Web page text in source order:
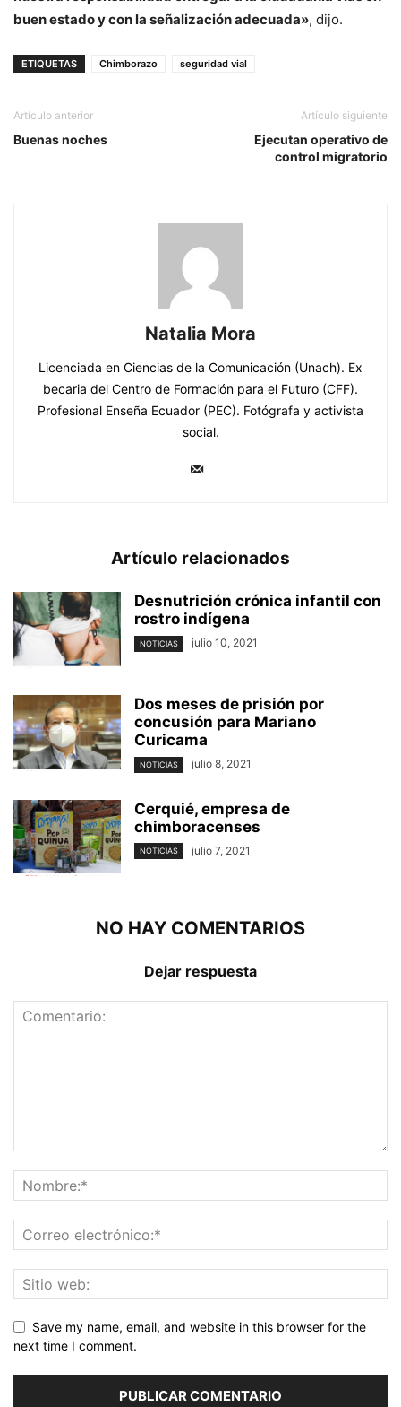
buen estado y con la señalización adecuada», dijo.
ETIQUETAS Chimborazo seguridad vial
Artículo anterior
Buenas noches
Artículo siguiente
Ejecutan operativo de
control migratorio
Natalia Mora
Licenciada en Ciencias de la Comunicación (Unach). Ex
becaria del Centro de Formación para el Futuro (CFF).
Profesional Enseña Ecuador (PEC). Fotógrafa y activista
social.
Artículo relacionados
Desnutrición crónica infantil con
rostro indígena
NOTICIAS julio 10, 2021
Dos meses de prisión por
concusión para Mariano
Curicama
NOTICIAS julio 8, 2021
Cerquié, empresa de
chimboracenses
NOTICIAS julio 7, 2021
NO HAY COMENTARIOS
Dejar respuesta
Save my name, email, and website in this browser for the
next time I comment.